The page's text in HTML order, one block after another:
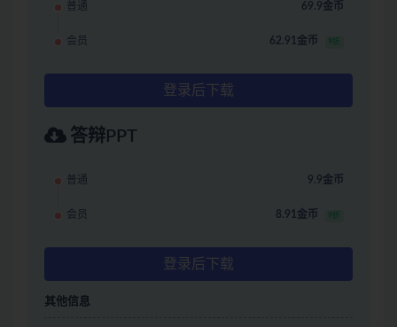
普通 69.9金币
会员 62.91金币 9折
登录后下载
答辩PPT
普通 9.9金币
会员 8.91金币 9折
登录后下载
其他信息